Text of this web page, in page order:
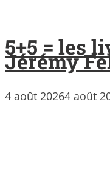
5+5 = les
Jérémy
4 août 20264 août